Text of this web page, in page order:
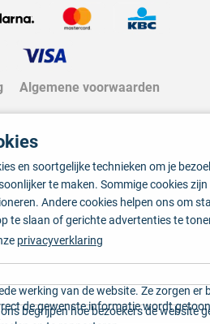
Algemene voorwaarden
en soortgelijke technieken om je
te maken. Sommige cookies
Andere cookies helpen ons om
te slaan of gerichte advertenties te
privacyverklaring
werking van de website. Ze zorgen er
de gewenste informatie wordt
begrijpen hoe bezoekers de website